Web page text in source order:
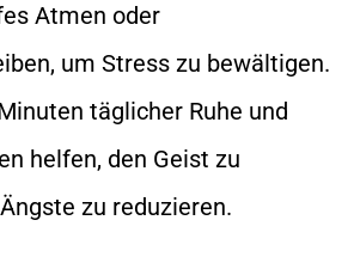
Atmen oder
um Stress zu bewältigen.
täglicher Ruhe und
helfen, den Geist zu
zu reduzieren.